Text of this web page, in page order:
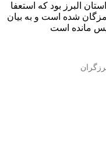
البرز بود که استعفا
شده است و به بیان
مانده است